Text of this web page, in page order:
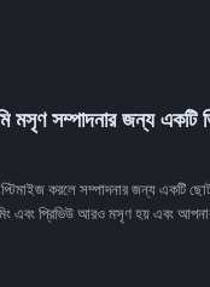
মসৃণ সম্পাদনার জন্য একটি
করলে সম্পাদনার জন্য একটি
এবং প্রিভিউ আরও মসৃণ হয় এবং